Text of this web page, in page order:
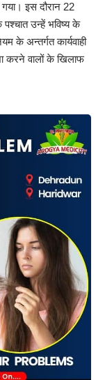
गया। इस दौरान 22
पश्चात उन्हें भविष्य के
के अन्तर्गत कार्यवाही
करने वालों के खिलाफ